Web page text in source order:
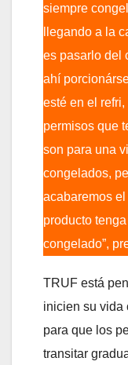
siempre
llegando a la
es pasarlo del
ahí
esté en el
permisos que
son para una
congelados,
acabaremos
producto
congelado”,
TRUF está
inicien su vida
para que los
transitar